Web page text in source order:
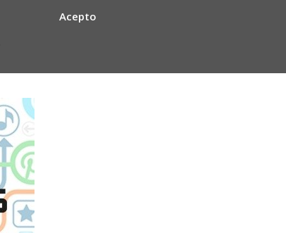
Acepto